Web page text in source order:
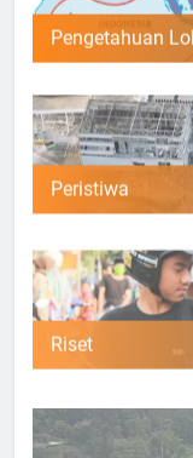
Pengetahuan
Peristiwa
Riset